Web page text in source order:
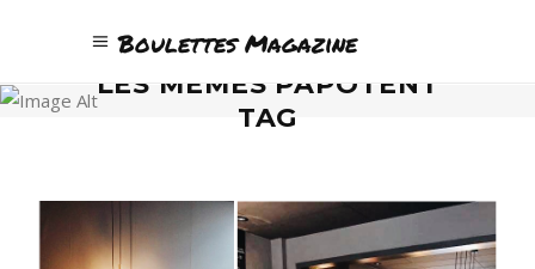
Boulettes Magazine
LES MÉMÉS PAPOTENT
TAG